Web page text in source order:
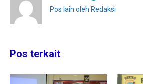
Pos lain oleh Redaksi
Pos terkait